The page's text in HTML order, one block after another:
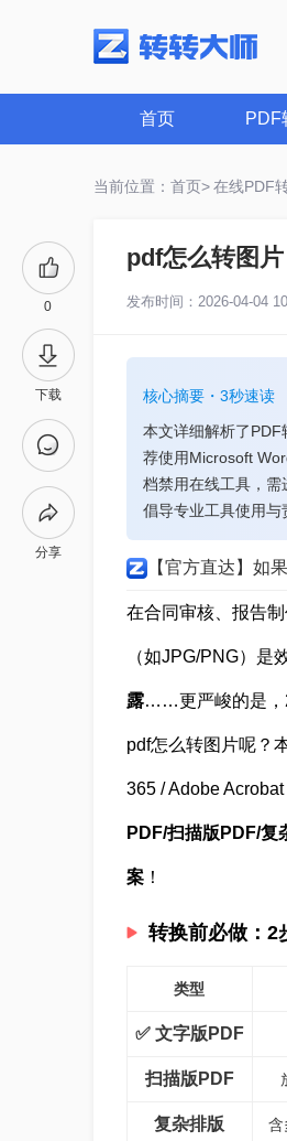
首页 PDF
当前位置：首页> 在线PDF
0
下载
分享
pdf怎么转图
发布时间：2026-04-04
核心摘要・3秒速读
本文详细解析了
荐使用Microsoft
档禁用在线工具，需
倡导专业工具使用与
【官方直达】如
在合同审核、报告
（如JPG/PNG）是
露……更严峻的是，
pdf怎么转图片呢？
365 / Adobe
PDF/扫描版PDF/复
案！
转换前必做：2
类型
✅ 文字版PDF
扫描版PDF
复杂排版 含